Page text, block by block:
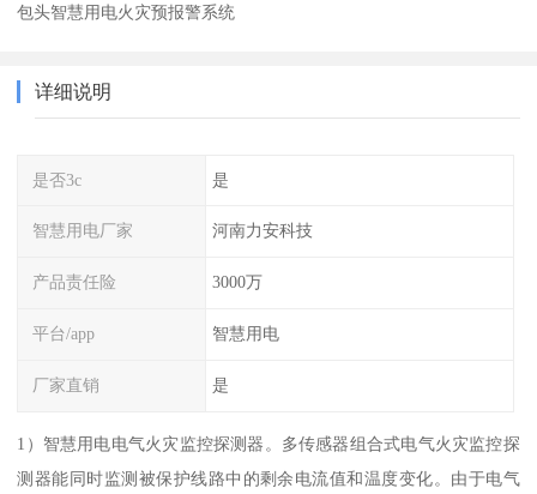
包头智慧用电火灾预报警系统
详细说明
是否3c 是
智慧用电厂家 河南力安科技
产品责任险 3000万
平台/app 智慧用电
厂家直销 是
1）智慧用电电气火灾监控探测器。多传感器组合式电气火灾监控探
测器能同时监测被保护线路中的剩余电流值和温度变化。由于电气